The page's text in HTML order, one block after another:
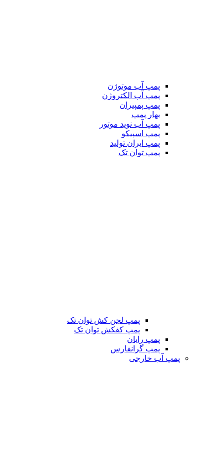
پمپ آب موتوژن
پمپ آب الکتروژن
پمپ پمپیران
بهار پمپ
پمپ آب نوید موتور
پمپ اسپیکو
پمپ ایران تولید
پمپ توان تک
پمپ لجن کش توان تک
پمپ کفکش توان تک
پمپ رایان
پمپ گرانفارس
پمپ آب خارجی